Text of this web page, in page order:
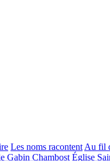
Les noms racontentAu fil
Gabin Chambost Église